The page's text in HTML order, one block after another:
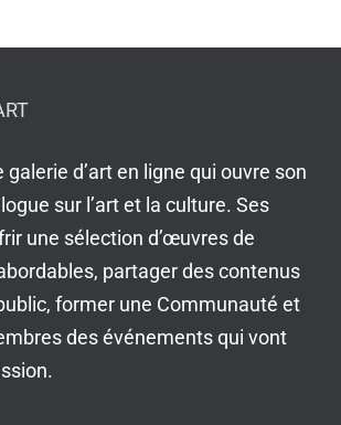
galerie d’art en ligne qui ouvre son
sur l’art et la culture. Ses
une sélection d’œuvres de
partager des contenus
former une Communauté et
des événements qui vont